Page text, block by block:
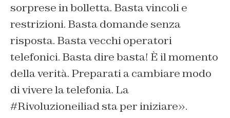
sorprese in bolletta. Basta vincoli e
restrizioni. Basta domande senza
risposta. Basta vecchi operatori
telefonici. Basta dire basta! È il momento
della verità. Preparati a cambiare modo
di vivere la telefonia. La
#Rivoluzioneiliad sta per iniziare».